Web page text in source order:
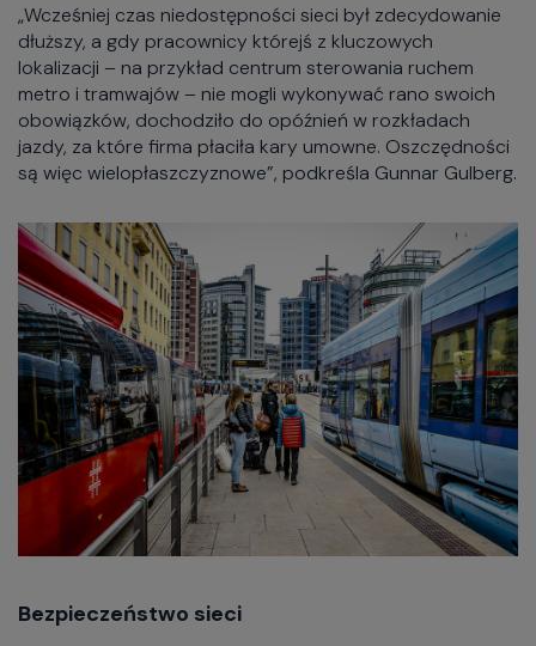
„Wcześniej czas niedostępności sieci był zdecydowanie
dłuższy, a gdy pracownicy którejś z kluczowych
lokalizacji – na przykład centrum sterowania ruchem
metro i tramwajów – nie mogli wykonywać rano swoich
obowiązków, dochodziło do opóźnień w rozkładach
jazdy, za które firma płaciła kary umowne. Oszczędności
są więc wielopłaszczyznowe”, podkreśla Gunnar Gulberg.
Bezpieczeństwo sieci